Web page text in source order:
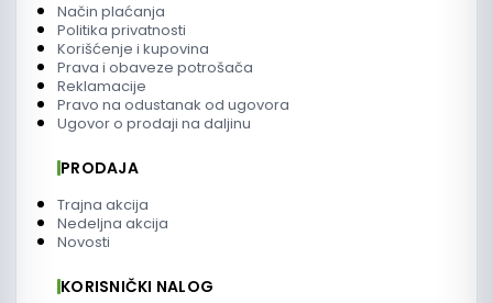
Način plaćanja
Politika privatnosti
Korišćenje i kupovina
Prava i obaveze potrošača
Reklamacije
Pravo na odustanak od ugovora
Ugovor o prodaji na daljinu
PRODAJA
Trajna akcija
Nedeljna akcija
Novosti
KORISNIČKI NALOG